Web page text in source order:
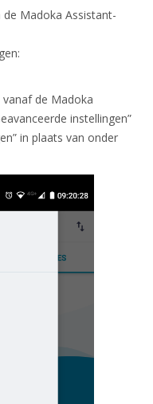
Madoka Assistant-
vanaf de Madoka
instellingen”
in plaats van onder